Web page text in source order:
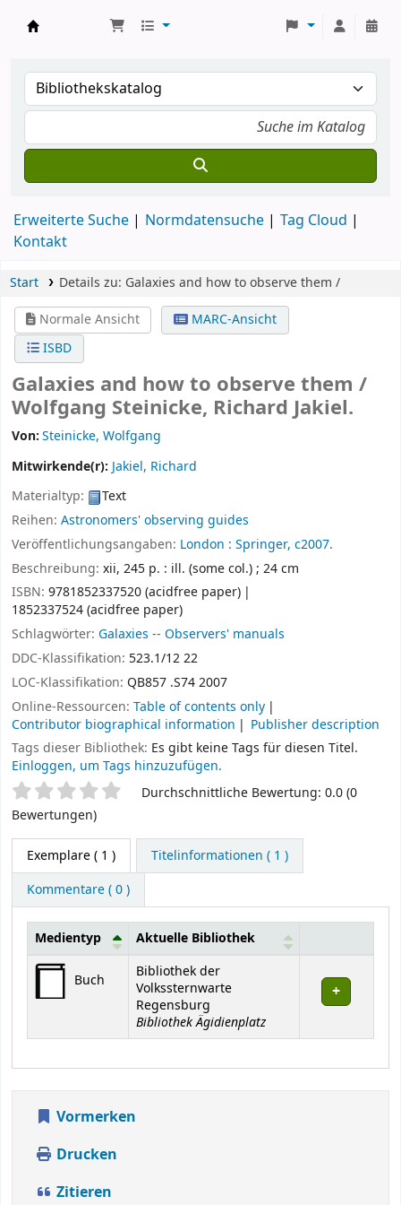
Erweiterte Suche Normdatensuche
Tag Cloud
Kontakt
Start Details zu: Galaxies and how to observe them /
Normale Ansicht
MARC-Ansicht
ISBD
Galaxies and how to observe them /
Wolfgang Steinicke, Richard Jakiel.
Von:Steinicke, Wolfgang
Mitwirkende(r): Jakiel, Richard
Materialtyp:
Text
Reihen: Astronomers' observing guides
Veröffentlichungsangaben: London : Springer, c2007.
Beschreibung: xii, 245 p. : ill. (some col.) ; 24 cm
ISBN: 9781852337520 (acidfree paper)
1852337524 (acidfree paper)
Schlagwörter: Galaxies -- Observers' manuals
DDC-Klassifikation: 523.1/12 22
LOC-Klassifikation: QB857 .S74 2007
Online-Ressourcen: Table of contents only
Contributor biographical information
Publisher description
Tags dieser Bibliothek: Es gibt keine Tags für diesen Titel.
Einloggen, um Tags hinzuzufügen.
SternchenbewertungDurchschnittliche Bewertung: 0.0 (0
Bewertungen)
Exemplare( 1 )
Titelinformationen ( 1 )
Kommentare ( 0 )
Exemplare
Medientyp Aktuelle Bibliothek
Buch
Bibliothek der
Volkssternwarte
Regensburg
Bibliothek Ägidienplatz
Vormerken
Drucken
Zitieren